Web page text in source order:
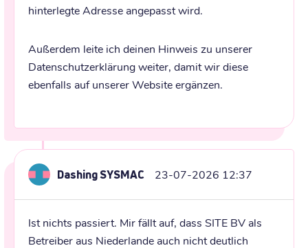
hinterlegte Adresse angepasst wird.
Außerdem leite ich deinen Hinweis zu unserer
Datenschutzerklärung weiter, damit wir diese
ebenfalls auf unserer Website ergänzen.
Dashing SYSMAC 23-07-2026 12:37
Ist nichts passiert. Mir fällt auf, dass SITE BV als
Betreiber aus Niederlande auch nicht deutlich